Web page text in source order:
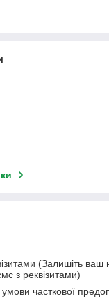
(Залишіть ваш
з реквізитами)
часткової